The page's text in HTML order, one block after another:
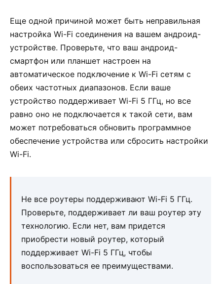
Еще одной причиной может быть неправильная
настройка Wi-Fi соединения на вашем андроид-
устройстве. Проверьте, что ваш андроид-
смартфон или планшет настроен на
автоматическое подключение к Wi-Fi сетям с
обеих частотных диапазонов. Если ваше
устройство поддерживает Wi-Fi 5 ГГц, но все
равно оно не подключается к такой сети, вам
может потребоваться обновить программное
обеспечение устройства или сбросить настройки
Wi-Fi.
Не все роутеры поддерживают Wi-Fi 5 ГГц.
Проверьте, поддерживает ли ваш роутер эту
технологию. Если нет, вам придется
приобрести новый роутер, который
поддерживает Wi-Fi 5 ГГц, чтобы
воспользоваться ее преимуществами.